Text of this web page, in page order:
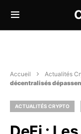
Accueil Actualités
décentralisés
ACTUALITÉS CRYPTO